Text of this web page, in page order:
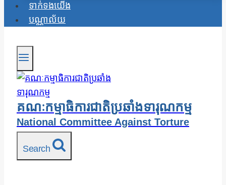
ទាក់ទងយើង
បណ្ណាល័យ
គណៈកម្មាធិការជាតិប្រឆាំងទារុណកម្ម
National Committee Against Torture
Search